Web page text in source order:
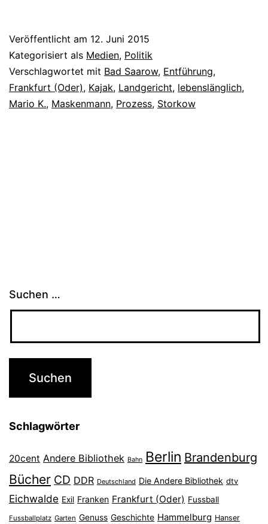
Veröffentlicht am 12. Juni 2015
Kategorisiert als Medien, Politik
Verschlagwortet mit Bad Saarow, Entführung,
Frankfurt (Oder), Kajak, Landgericht, lebenslänglich,
Mario K., Maskenmann, Prozess, Storkow
Suchen …
Schlagwörter
20cent Andere Bibliothek Bahn Berlin Brandenburg
Bücher CD DDR Deutschland Die Andere Bibliothek dtv
Eichwalde Exil Franken Frankfurt (Oder) Fussball
Fussballplatz Garten Genuss Geschichte Hammelburg Hanser